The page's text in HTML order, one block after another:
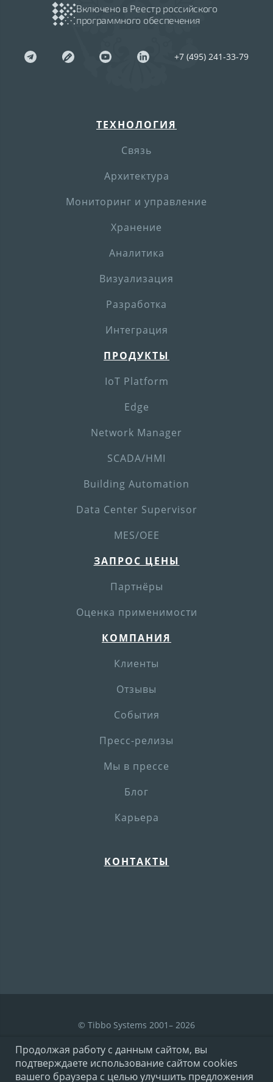
Включено в Реестр российского
программного обеспечения
+7 (495) 241-33-79
ТЕХНОЛОГИЯ
Связь
Архитектура
Мониторинг и управление
Хранение
Аналитика
Визуализация
Разработка
Интеграция
ПРОДУКТЫ
IoT Platform
Edge
Network Manager
SCADA/HMI
Building Automation
Data Center Supervisor
MES/OEE
ЗАПРОС ЦЕНЫ
Партнёры
Оценка применимости
КОМПАНИЯ
Клиенты
Отзывы
События
Пресс-релизы
Мы в прессе
Блог
Карьера
КОНТАКТЫ
© Tibbo Systems 2001– 2026
Условия использования
Продолжая работу с данным сайтом, вы
подтверждаете использование сайтом cookies
вашего браузера с целью улучшить предложения